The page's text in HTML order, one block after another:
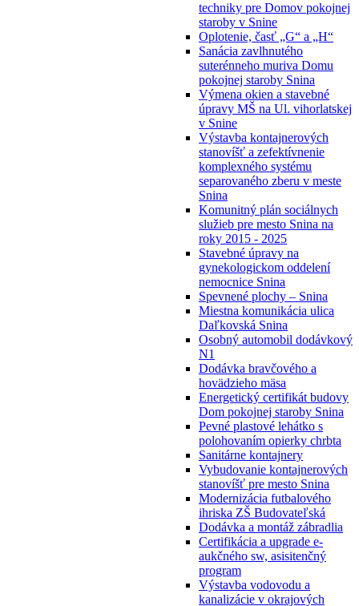
techniky pre Domov pokojnej
staroby v Snine
Oplotenie, časť „G“ a „H“
Sanácia zavlhnutého
suterénneho muriva Domu
pokojnej staroby Snina
Výmena okien a stavebné
úpravy MŠ na Ul. vihorlatskej
v Snine
Výstavba kontajnerových
stanovíšť a zefektívnenie
komplexného systému
separovaného zberu v meste
Snina
Komunitný plán sociálnych
služieb pre mesto Snina na
roky 2015 - 2025
Stavebné úpravy na
gynekologickom oddelení
nemocnice Snina
Spevnené plochy – Snina
Miestna komunikácia ulica
Daľkovská Snina
Osobný automobil dodávkový
N1
Dodávka bravčového a
hovädzieho mäsa
Energetický certifikát budovy
Dom pokojnej staroby Snina
Pevné plastové lehátko s
polohovaním opierky chrbta
Sanitárne kontajnery
Vybudovanie kontajnerových
stanovíšť pre mesto Snina
Modernizácia futbalového
ihriska ZŠ Budovateľská
Dodávka a montáž zábradlia
Certifikácia a upgrade e-
aukčného sw, asisitenčný
program
Výstavba vodovodu a
kanalizácie v okrajových